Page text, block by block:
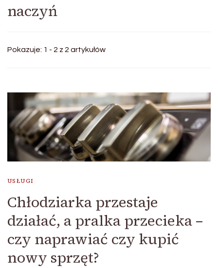
naczyń
Pokazuje: 1 - 2 z 2 artykułów
USŁUGI
Chłodziarka przestaje
działać, a pralka przecieka –
czy naprawiać czy kupić
nowy sprzęt?